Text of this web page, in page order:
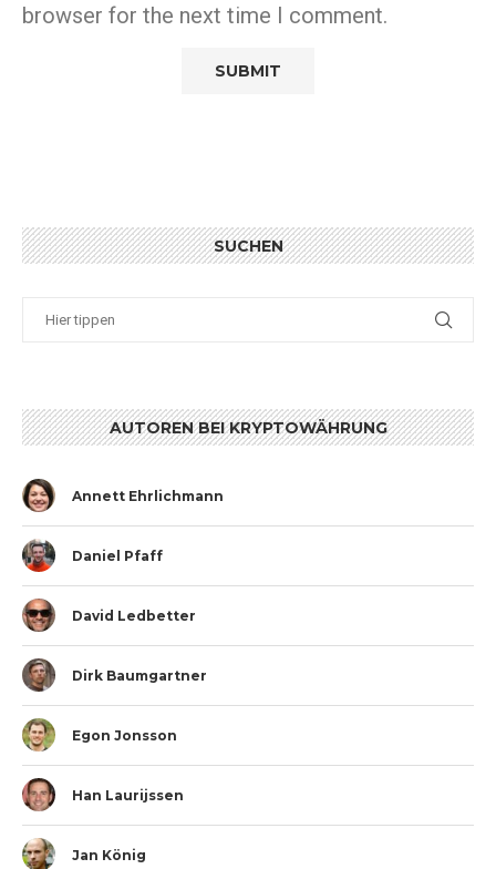
browser for the next time I comment.
SUCHEN
AUTOREN BEI KRYPTOWÄHRUNG
Annett Ehrlichmann
Daniel Pfaff
David Ledbetter
Dirk Baumgartner
Egon Jonsson
Han Laurijssen
Jan König